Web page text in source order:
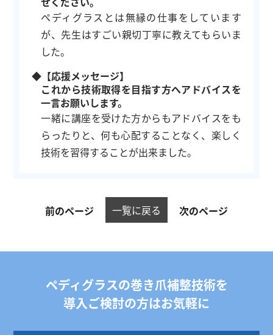
ペディグラスとは無縁の仕事をしています
が、先生はすごい親切丁寧に教えてもらいま
した。
◆【応援メッセージ】
これから技術取得を目指す方へアドバイスを
一言お願いします。
一緒に講座を受けた方からもアドバイスをも
らったりと、何も心配することなく、楽しく
技術を習得することが出来ました。
前のページ 一覧に戻る 次のページ
ペディグラスの巻き爪補整技術を
導入ご検討の方はお気軽に